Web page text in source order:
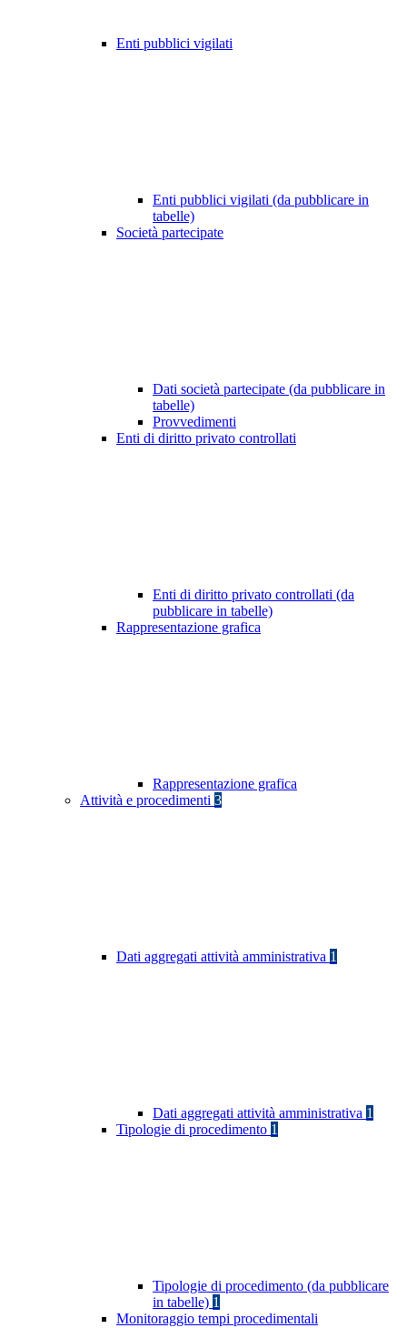
Enti pubblici vigilati
Enti pubblici vigilati (da pubblicare in
tabelle)
Società partecipate
Dati società partecipate (da pubblicare in
tabelle)
Provvedimenti
Enti di diritto privato controllati
Enti di diritto privato controllati (da
pubblicare in tabelle)
Rappresentazione grafica
Rappresentazione grafica
Attività e procedimenti 3
Dati aggregati attività amministrativa 1
Dati aggregati attività amministrativa 1
Tipologie di procedimento 1
Tipologie di procedimento (da pubblicare
in tabelle) 1
Monitoraggio tempi procedimentali